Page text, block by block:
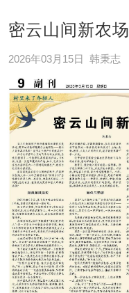
密云山间新农场
2026年03月15日 韩秉志